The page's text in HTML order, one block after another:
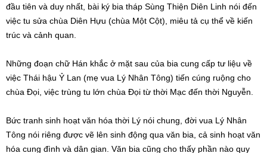
đầu tiên và duy nhất, bài ký bia tháp Sùng Thiện Diên Linh nói đến
việc tu sửa chùa Diên Hựu (chùa Một Cột), miêu tả cụ thể về kiến
trúc và cảnh quan.
Những đoạn chữ Hán khắc ở mặt sau của bia cung cấp tư liệu về
việc Thái hậu Ỷ Lan (mẹ vua Lý Nhân Tông) tiến cúng ruộng cho
chùa Đọi, việc trùng tu lớn chùa Đọi từ thời Mạc đến thời Nguyễn.
Bức tranh sinh hoạt văn hóa thời Lý nói chung, đời vua Lý Nhân
Tông nói riêng được vẽ lên sinh động qua văn bia, cả sinh hoạt văn
hóa cung đình và dân gian. Văn bia cũng cho thấy phần nào quy